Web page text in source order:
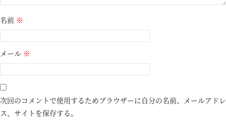
名前 ※
メール ※
次回のコメントで使用するためブラウザーに自分の名前、メールアドレ
ス、サイトを保存する。